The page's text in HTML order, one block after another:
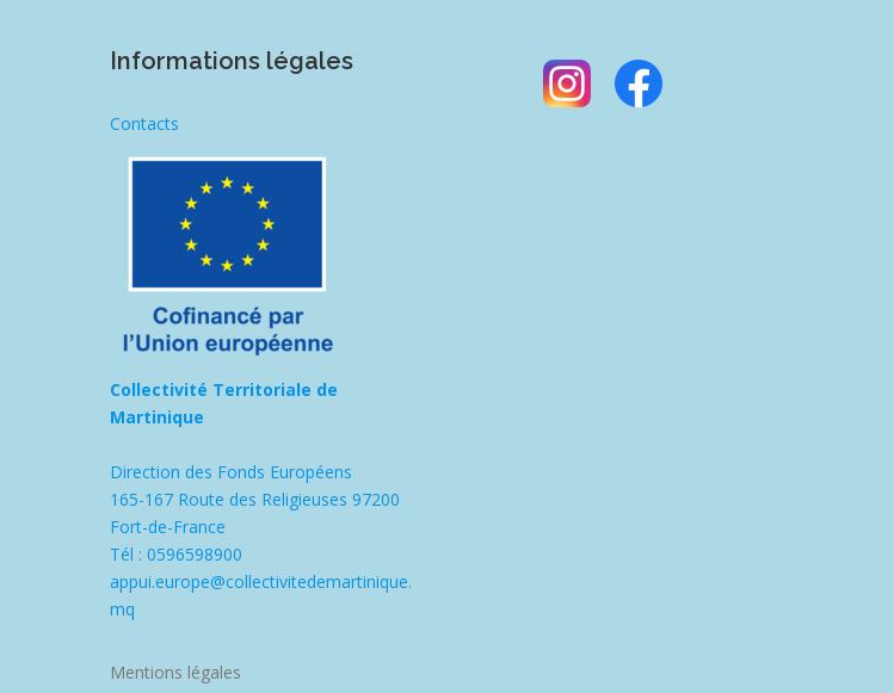
Informations légales
Contacts
Collectivité Territoriale de
Martinique
Direction des Fonds Européens
165-167 Route des Religieuses 97200
Fort-de-France
Tél : 0596598900
appui.europe@collectivitedemartinique.
mq
Mentions légales